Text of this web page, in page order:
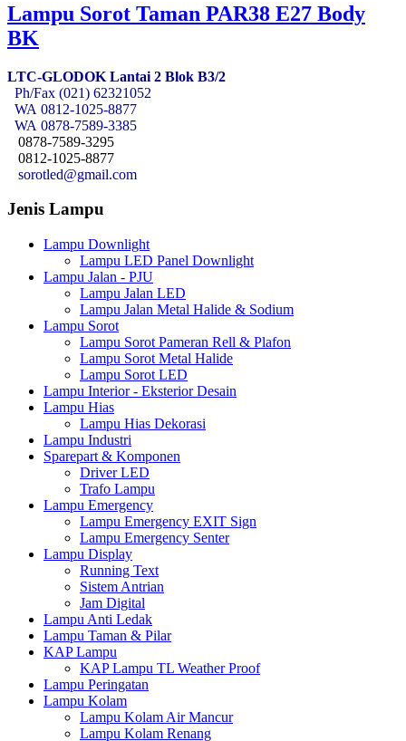
Lampu Sorot Taman PAR38 E27 Body
BK
LTC-GLODOK Lantai 2 Blok B3/2
Ph/Fax (021) 62321052
WA 0812-1025-8877
WA 0878-7589-3385
0878-7589-3295
0812-1025-8877
sorotled@gmail.com
Jenis Lampu
Lampu Downlight
Lampu LED Panel Downlight
Lampu Jalan - PJU
Lampu Jalan LED
Lampu Jalan Metal Halide & Sodium
Lampu Sorot
Lampu Sorot Pameran Rell & Plafon
Lampu Sorot Metal Halide
Lampu Sorot LED
Lampu Interior - Eksterior Desain
Lampu Hias
Lampu Hias Dekorasi
Lampu Industri
Sparepart & Komponen
Driver LED
Trafo Lampu
Lampu Emergency
Lampu Emergency EXIT Sign
Lampu Emergency Senter
Lampu Display
Running Text
Sistem Antrian
Jam Digital
Lampu Anti Ledak
Lampu Taman & Pilar
KAP Lampu
KAP Lampu TL Weather Proof
Lampu Peringatan
Lampu Kolam
Lampu Kolam Air Mancur
Lampu Kolam Renang